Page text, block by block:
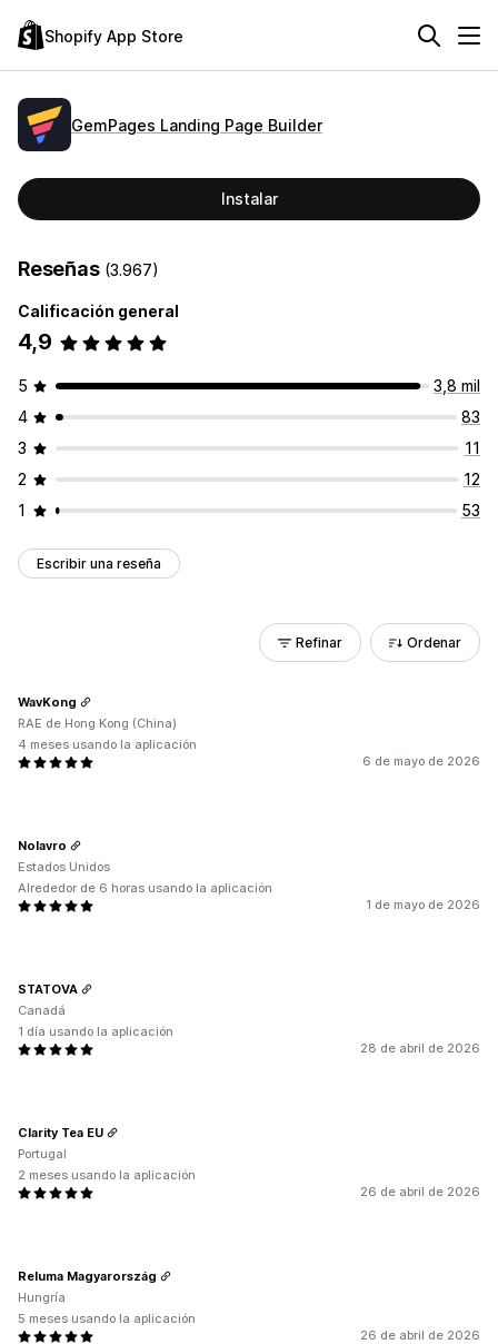
Shopify App Store
GemPages Landing Page Builder
Instalar
Reseñas (3.967)
Calificación general
4,9
5
3,8 mil
4
83
3
11
2
12
1
53
Escribir una reseña
Refinar Ordenar
6 de mayo de 2026
WavKong
RAE de Hong Kong (China)
4 meses usando la aplicación
1 de mayo de 2026
Nolavro
Estados Unidos
Alrededor de 6 horas usando la aplicación
28 de abril de 2026
STATOVA
Canadá
1 día usando la aplicación
26 de abril de 2026
Clarity Tea EU
Portugal
2 meses usando la aplicación
26 de abril de 2026
Reluma Magyarország
Hungría
5 meses usando la aplicación